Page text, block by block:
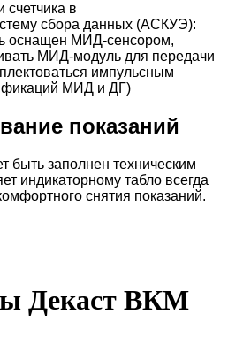
счетчика в
сбора данных (АСКУЭ):
оснащен МИД-сенсором,
МИД-модуль для передачи
импульсным
МИД и ДГ)
показаний
быть заполнен техническим
индикаторному табло всегда
снятия показаний.
Декаст ВКМ